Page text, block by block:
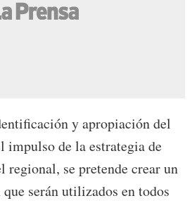
y apropiación del
impulso de la estrategia de
regional, se pretende crear un
serán utilizados en todos